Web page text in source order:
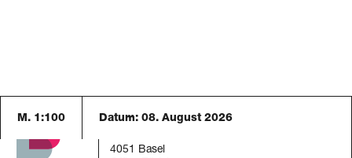
M. 1:100 Datum: 08. August 2026
Blaser Architekten AG
4051 Basel